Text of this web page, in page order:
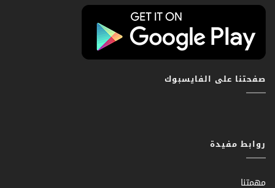
صفحتنا على الفايسبوك
روابط مفيدة
مهمتنا